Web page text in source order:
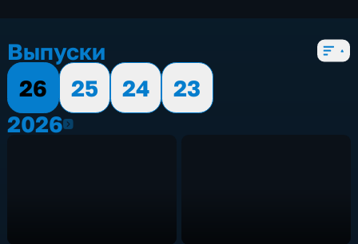
Выпуски
26
25 24
23
20262026